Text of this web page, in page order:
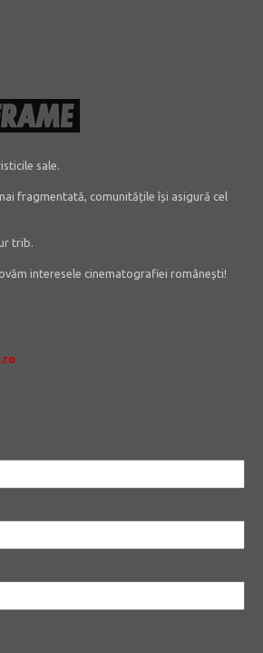
sale.
fragmentată, comunitățile își asigură cel
trib.
interesele cinematografiei românești!